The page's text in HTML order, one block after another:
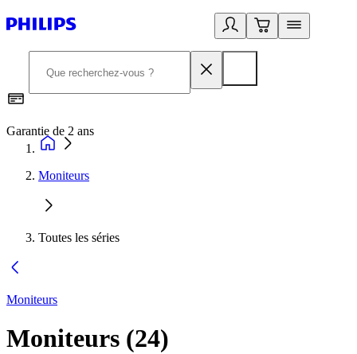
Garantie de 2 ans
Moniteurs
Toutes les séries
Moniteurs
Moniteurs (24)